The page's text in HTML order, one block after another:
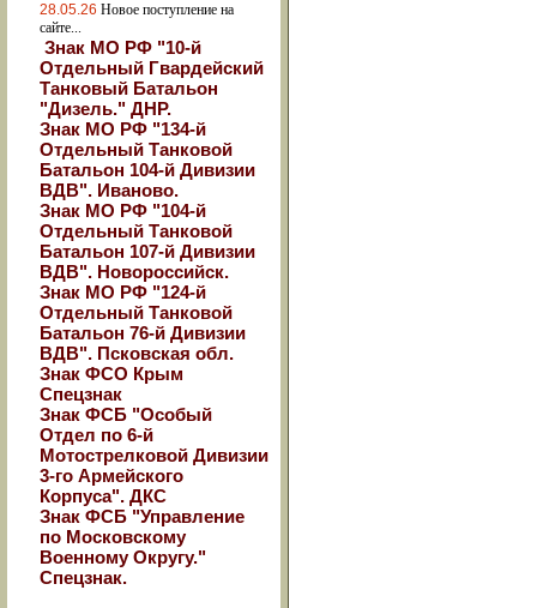
28.05.26 Новое поступление на
сайте...
Знак МО РФ "10-й
Отдельный Гвардейский
Танковый Батальон
"Дизель." ДНР.
Знак МО РФ "134-й
Отдельный Танковой
Батальон 104-й Дивизии
ВДВ". Иваново.
Знак МО РФ "104-й
Отдельный Танковой
Батальон 107-й Дивизии
ВДВ". Новороссийск.
Знак МО РФ "124-й
Отдельный Танковой
Батальон 76-й Дивизии
ВДВ". Псковская обл.
Знак ФСО Крым
Спецзнак
Знак ФСБ "Особый
Отдел по 6-й
Мотострелковой Дивизии
3-го Армейского
Корпуса". ДКС
Знак ФСБ "Управление
по Московскому
Военному Округу."
Спецзнак.